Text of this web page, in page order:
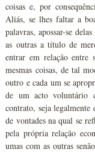
coisas e, por
Aliás, se lhes faltar a
palavras, apossar-se delas
as outras a título de
entrar em relação entre
mesmas coisas, de tal
outro e cada um se
de um acto voluntário
contrato, seja legalmente
de vontades na qual se
pela própria relação
umas com as outras